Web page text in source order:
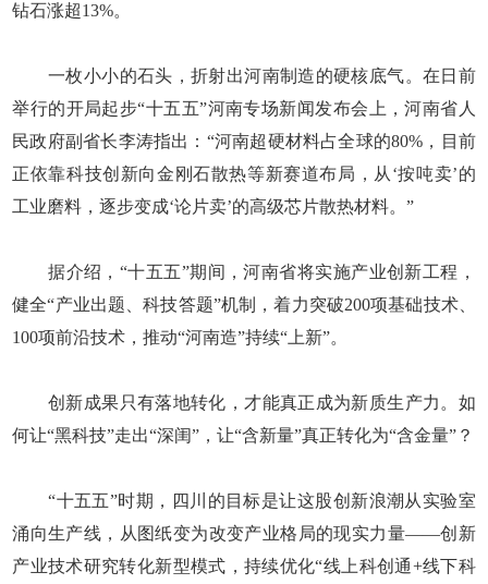
钻石涨超13%。
一枚小小的石头，折射出河南制造的硬核底气。在日前
举行的开局起步“十五五”河南专场新闻发布会上，河南省人
民政府副省长李涛指出：“河南超硬材料占全球的80%，目前
正依靠科技创新向金刚石散热等新赛道布局，从‘按吨卖’的
工业磨料，逐步变成‘论片卖’的高级芯片散热材料。”
据介绍，“十五五”期间，河南省将实施产业创新工程，
健全“产业出题、科技答题”机制，着力突破200项基础技术、
100项前沿技术，推动“河南造”持续“上新”。
创新成果只有落地转化，才能真正成为新质生产力。如
何让“黑科技”走出“深闺”，让“含新量”真正转化为“含金量”？
“十五五”时期，四川的目标是让这股创新浪潮从实验室
涌向生产线，从图纸变为改变产业格局的现实力量——创新
产业技术研究转化新型模式，持续优化“线上科创通+线下科